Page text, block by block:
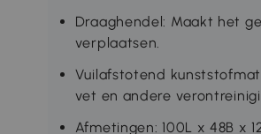
Draaghendel: Maakt het
verplaatsen.
Vuilafstotend
vet en andere
Afmetingen: 100L x 48B x